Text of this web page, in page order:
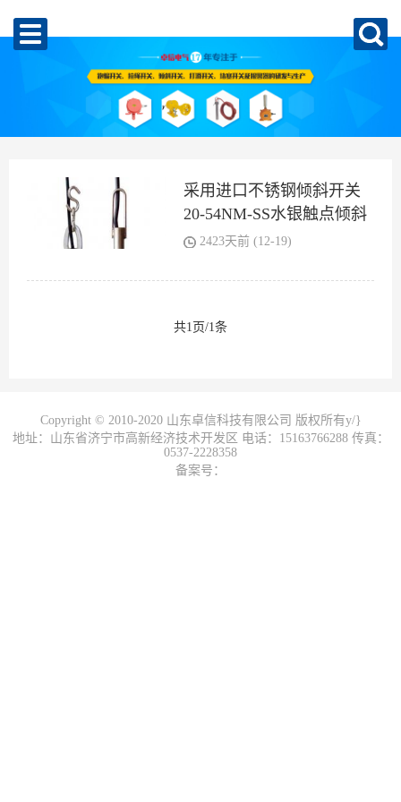
采用进口不锈钢倾斜开关
20-54NM-SS水银触点倾斜
开关2423天前 (12-19)
共1页/1条
Copyright © 2010-2020 山东卓信科技有限公司 版权所有y/}
地址：山东省济宁市高新经济技术开发区 电话：15163766288 传真：
0537-2228358
备案号：